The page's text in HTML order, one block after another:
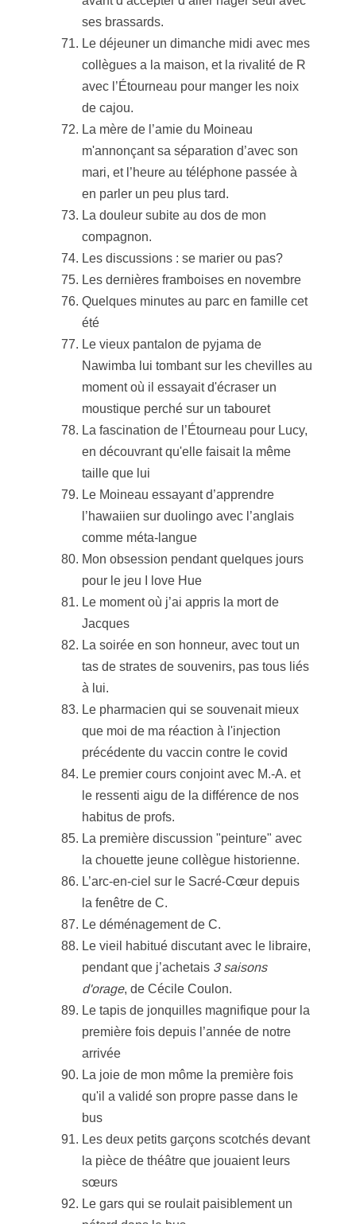
ses brassards.
Le déjeuner un dimanche midi avec mes
collègues a la maison, et la rivalité de R
avec l’Étourneau pour manger les noix
de cajou.
La mère de l’amie du Moineau
m'annonçant sa séparation d’avec son
mari, et l’heure au téléphone passée à
en parler un peu plus tard.
La douleur subite au dos de mon
compagnon.
Les discussions : se marier ou pas?
Les dernières framboises en novembre
Quelques minutes au parc en famille cet
été
Le vieux pantalon de pyjama de
Nawimba lui tombant sur les chevilles au
moment où il essayait d'écraser un
moustique perché sur un tabouret
La fascination de l’Étourneau pour Lucy,
en découvrant qu'elle faisait la même
taille que lui
Le Moineau essayant d’apprendre
l’hawaiien sur duolingo avec l’anglais
comme méta-langue
Mon obsession pendant quelques jours
pour le jeu I love Hue
Le moment où j’ai appris la mort de
Jacques
La soirée en son honneur, avec tout un
tas de strates de souvenirs, pas tous liés
à lui.
Le pharmacien qui se souvenait mieux
que moi de ma réaction à l'injection
précédente du vaccin contre le covid
Le premier cours conjoint avec M.-A. et
le ressenti aigu de la différence de nos
habitus de profs.
La première discussion "peinture" avec
la chouette jeune collègue historienne.
L’arc-en-ciel sur le Sacré-Cœur depuis
la fenêtre de C.
Le déménagement de C.
Le vieil habitué discutant avec le libraire,
pendant que j’achetais 3 saisons
d'orage, de Cécile Coulon.
Le tapis de jonquilles magnifique pour la
première fois depuis l’année de notre
arrivée
La joie de mon môme la première fois
qu'il a validé son propre passe dans le
bus
Les deux petits garçons scotchés devant
la pièce de théâtre que jouaient leurs
sœurs
Le gars qui se roulait paisiblement un